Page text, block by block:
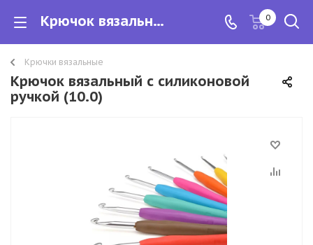
Крючок вязальный с силиконовой ручкой 0
Крючки вязальные
Крючок вязальный с силиконовой
ручкой (10.0)